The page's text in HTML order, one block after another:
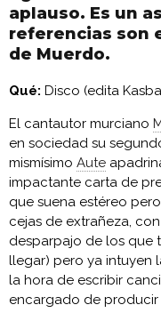
aplauso. Es un
referencias son
de Muerdo.
Qué: Disco (edita
El cantautor murciano
en sociedad su
mismísimo Aute
impactante carta de
que suena estéreo
cejas de extrañeza,
desparpajo de los que
llegar) pero ya intuyen
la hora de escribir
encargado de producir